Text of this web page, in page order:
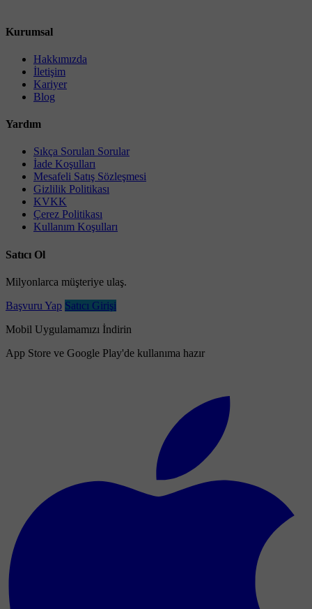
Kurumsal
Hakkımızda
İletişim
Kariyer
Blog
Yardım
Sıkça Sorulan Sorular
İade Koşulları
Mesafeli Satış Sözleşmesi
Gizlilik Politikası
KVKK
Çerez Politikası
Kullanım Koşulları
Satıcı Ol
Milyonlarca müşteriye ulaş.
Başvuru Yap Satıcı Girişi
Mobil Uygulamamızı İndirin
App Store ve Google Play'de kullanıma hazır